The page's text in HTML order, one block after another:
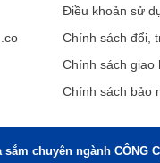
Điều khoản sử
Chính sách đổi,
Chính sách giao
Chính sách bảo
chuyên ngành CÔNG